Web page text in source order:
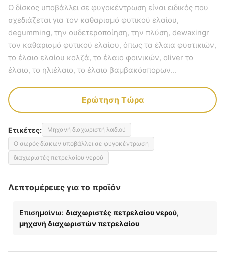
Ο δίσκος υποβάλλει σε φυγοκέντρωση είναι ειδικός που
σχεδιάζεται για τον καθαρισμό φυτικού ελαίου,
degumming, την ουδετεροποίηση, την πλύση, dewaxingr
τον καθαρισμό φυτικού ελαίου, όπως τα έλαια φυστικιών,
το έλαιο ελαίου κολζά, το έλαιο φοινικών, oliver το
έλαιο, το ηλιέλαιο, το έλαιο βαμβακόσπορων...
Ερώτηση Τώρα
Ετικέτες:
Μηχανή διαχωριστή λαδιού
Ο σωρός δίσκων υποβάλλει σε φυγοκέντρωση
διαχωριστές πετρελαίου νερού
Λεπτομέρειες για το προϊόν
Επισημαίνω: διαχωριστές πετρελαίου νερού,
μηχανή διαχωριστών πετρελαίου